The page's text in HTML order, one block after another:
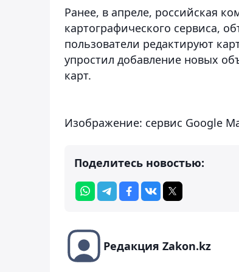
Ранее, в апреле, российская
картографического сервиса,
пользователи редактируют
упростил добавление новых
карт.
Изображение: сервис Google
Поделитесь новостью:
Редакция Zakon.kz